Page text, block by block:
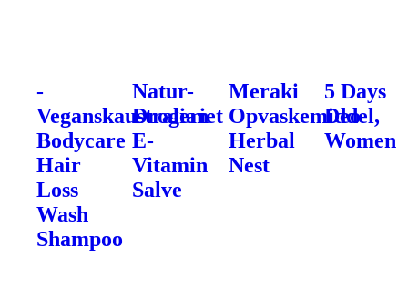
-
Veganskaustralian
Bodycare
Hair
Loss
Wash
Shampoo
Natur-
Drogeriet
E-
Vitamin
Salve
Meraki
Opvaskemiddel,
Herbal
Nest
5 Days
Deo
Women